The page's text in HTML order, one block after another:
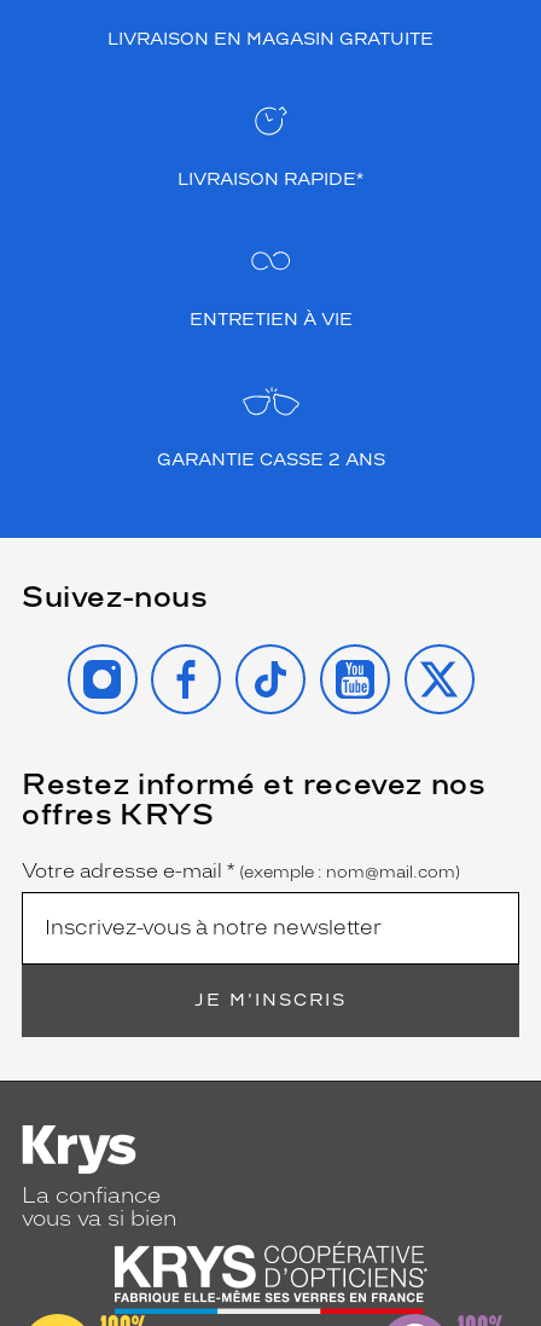
LIVRAISON EN MAGASIN GRATUITE
LIVRAISON RAPIDE*
ENTRETIEN À VIE
GARANTIE CASSE 2 ANS
Suivez-nous
INSTAGRAMFACEBOOK
TIKTOK YOUTUBE
X
Restez informé et recevez nos
offres KRYS
Name
Votre adresse e-mail *
(Ce
champ
est
obligatoire)
(exemple : nom@mail.com)
JE M'INSCRIS
La confiance
vous va si bien